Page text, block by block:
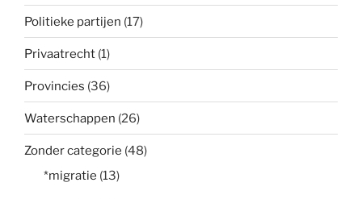
Politieke partijen (17)
Privaatrecht (1)
Provincies (36)
Waterschappen (26)
Zonder categorie (48)
*migratie (13)